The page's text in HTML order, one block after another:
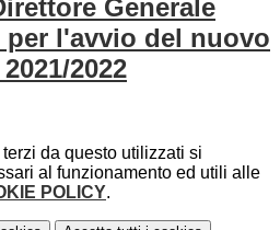
Generale
l'avvio del nuovo
2022
da questo utilizzati si
al funzionamento ed utili alle
POLICY.